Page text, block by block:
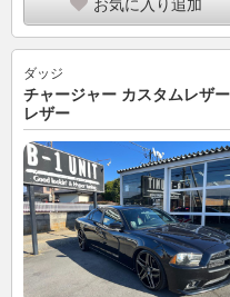
お気に入り追加
ダッジ
チャージャー カスタムレザ
レザー